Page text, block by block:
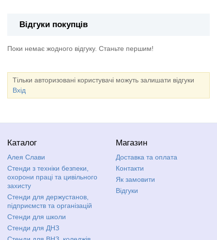
Відгуки покупців
Поки немає жодного відгуку. Станьте першим!
Тільки авторизовані користувачі можуть залишати відгуки
Вхід
Каталог
Алея Слави
Стенди з техніки безпеки,
охорони праці та цивільного
захисту
Стенди для держустанов,
підприємств та організацій
Стенди для школи
Стенди для ДНЗ
Магазин
Доставка та оплата
Контакти
Як замовити
Відгуки